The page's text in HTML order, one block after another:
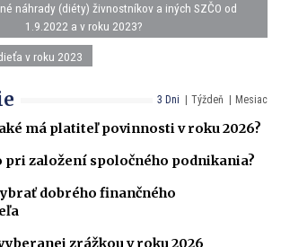
náhrady (diéty) živnostníkov a iných SZČO od
1.9.2022 a v roku 2023?
v roku 2023
3 Dni Týždeň Mesiac
má platiteľ povinnosti v roku 2026?
založení spoločného podnikania?
dobrého finančného